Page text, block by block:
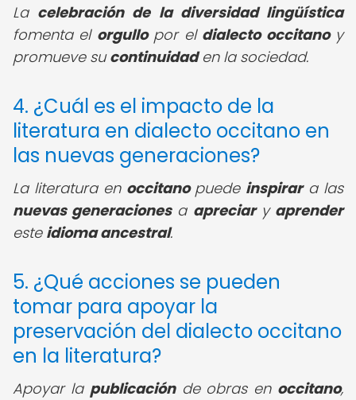
La celebración de la diversidad lingüística
fomenta el orgullopor el dialecto occitanoy
promueve sucontinuidaden la sociedad.
4. ¿Cuál es el impacto de la
literatura en dialecto occitano en
las nuevas generaciones?
La literatura en occitanopuede inspirara las
nuevas generacionesa apreciary aprender
este idioma ancestral.
5. ¿Qué acciones se pueden
tomar para apoyar la
preservación del dialecto occitano
en la literatura?
Apoyar la publicaciónde obras en occitano,